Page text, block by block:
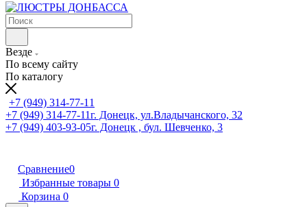
Везде
По всему сайту
По каталогу
+7 (949) 314-77-11
+7 (949) 314-77-11г. Донецк, ул.Владычанского, 32
+7 (949) 403-93-05г. Донецк , бул. Шевченко, 3
Сравнение0
Избранные товары 0
Корзина 0